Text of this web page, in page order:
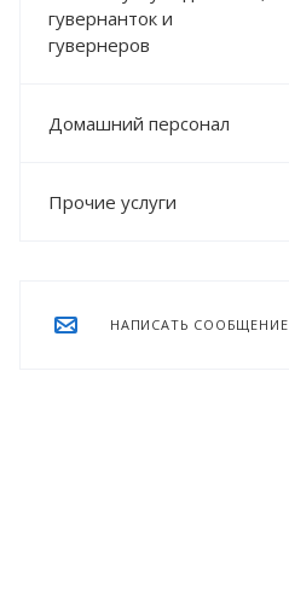
гувернанток и
гувернеров
Домашний персонал
Прочие услуги
НАПИСАТЬ СООБЩЕНИЕ